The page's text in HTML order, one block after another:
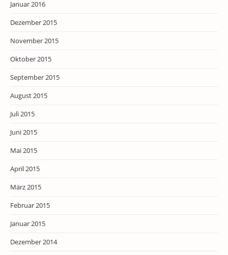
Januar 2016
Dezember 2015
November 2015
Oktober 2015
September 2015
August 2015
Juli 2015
Juni 2015
Mai 2015
April 2015
März 2015
Februar 2015
Januar 2015
Dezember 2014